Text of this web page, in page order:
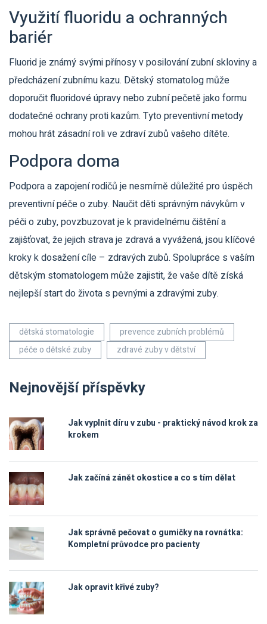
Využití fluoridu a ochranných
bariér
Fluorid je známý svými přínosy v posilování zubní skloviny a
předcházení zubnímu kazu. Dětský stomatolog může
doporučit fluoridové úpravy nebo zubní pečetě jako formu
dodatečné ochrany proti kazům. Tyto preventivní metody
mohou hrát zásadní roli ve zdraví zubů vašeho dítěte.
Podpora doma
Podpora a zapojení rodičů je nesmírně důležité pro úspěch
preventivní péče o zuby. Naučit děti správným návykům v
péči o zuby, povzbuzovat je k pravidelnému čištění a
zajišťovat, že jejich strava je zdravá a vyvážená, jsou klíčové
kroky k dosažení cíle – zdravých zubů. Spolupráce s vaším
dětským stomatologem může zajistit, že vaše dítě získá
nejlepší start do života s pevnými a zdravými zuby.
dětská stomatologie
prevence zubních problémů
péče o dětské zuby
zdravé zuby v dětství
Nejnovější příspěvky
Jak vyplnit díru v zubu - praktický návod krok za
krokem
Jak začíná zánět okostice a co s tím dělat
Jak správně pečovat o gumičky na rovnátka:
Kompletní průvodce pro pacienty
Jak opravit křivé zuby?